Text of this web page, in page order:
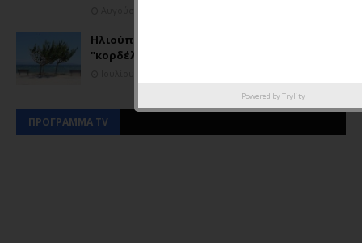
Ηλιούπολη - Και αν ο λαός Τάσο θέλει μόνο
"κορδέλες, σέλφι, φρου φρου και αρώματα";
ΠΡΟΓΡΑΜΜΑ TV
Powered by Trylity